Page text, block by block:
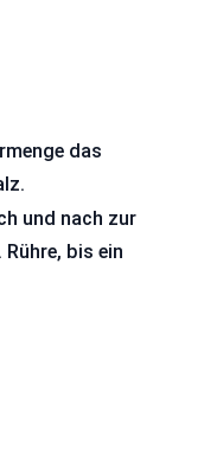
das
und nach zur
bis ein